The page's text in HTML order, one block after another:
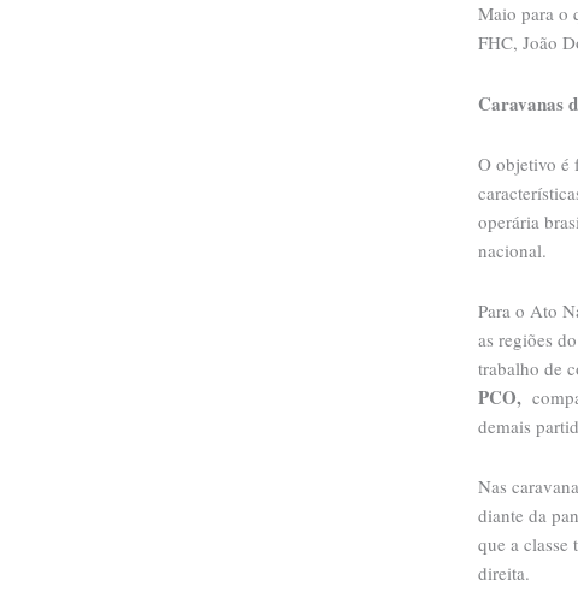
Maio para o
FHC, João
Caravanas
O objetivo é
operária
nacional.
Para o Ato
as regiões
trabalho de
PCO,
demais
Nas
diante da
que a classe
direita.